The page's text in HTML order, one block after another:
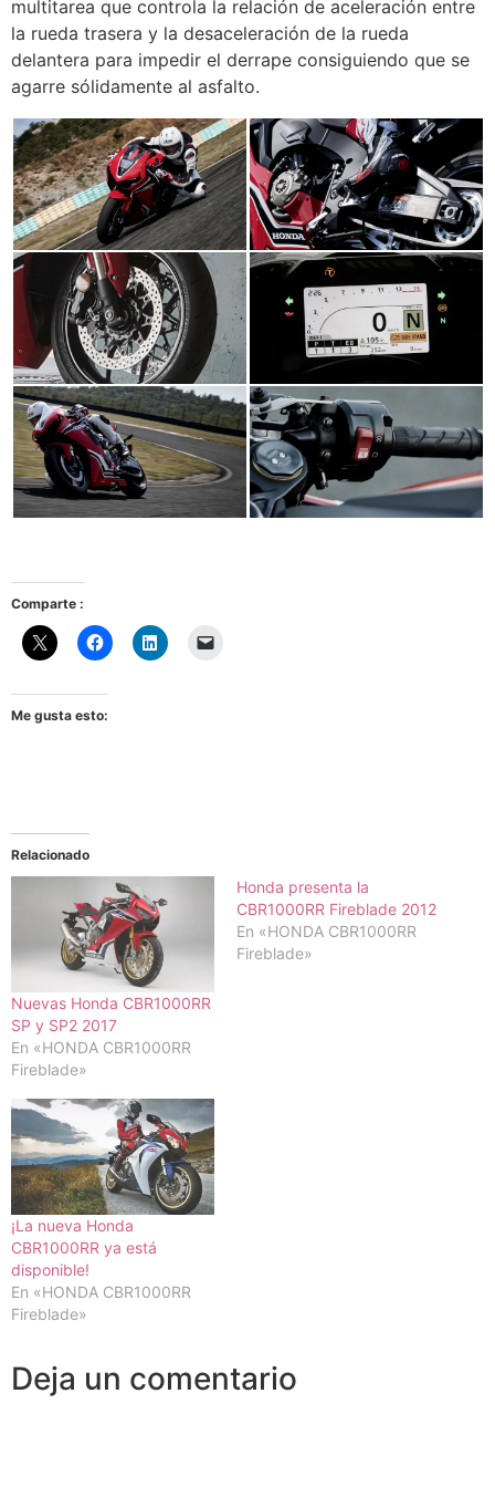
multitarea que controla la relación de aceleración entre
la rueda trasera y la desaceleración de la rueda
delantera para impedir el derrape consiguiendo que se
agarre sólidamente al asfalto.
Comparte :
Me gusta esto:
Relacionado
Nuevas Honda CBR1000RR
SP y SP2 2017
En «HONDA CBR1000RR
Fireblade»
Honda presenta la
CBR1000RR Fireblade 2012
En «HONDA CBR1000RR
Fireblade»
¡La nueva Honda
CBR1000RR ya está
disponible!
En «HONDA CBR1000RR
Fireblade»
Deja un comentario